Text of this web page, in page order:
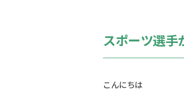
スポーツ選手
こんにちは